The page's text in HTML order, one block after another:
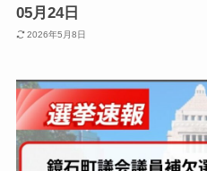
05月24日
2026年5月8日